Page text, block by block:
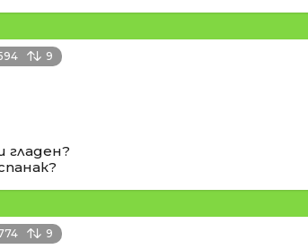
9
гладен?
9